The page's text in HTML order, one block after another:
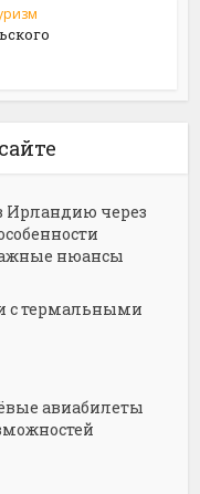
Ирландию через
нюансы
с термальными
авиабилеты